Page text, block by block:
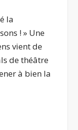
la
! » Une
vient de
de théâtre
à bien la